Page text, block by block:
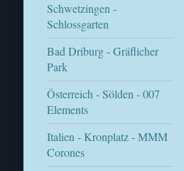
Schwetzingen -
Schlossgarten
Bad Driburg - Gräflicher
Park
Österreich - Sölden - 007
Elements
Italien - Kronplatz - MMM
Corones